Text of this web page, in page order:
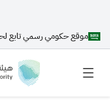
موقع حكومي رسمي تابع